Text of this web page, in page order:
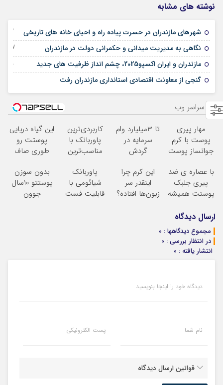
نوشته های مشابه
شهرهای مازندران در حسرت پیاده راه و احیای خانه های تاریخی 22 آوریل 2026
نگاهی به مدیریت میدانی و حکمرانی دولت در مازندران 07 جولای 2025
مازندران و ایران اکسپو2025، چشم انداز ظرفیت های جدید 29 آوریل 2025
گنجی از معاونت اقتصادی استانداری مازندران رفت
از سراسر وب
مهار پیری
پوست با کرم
جوانساز پوست
ویژه تا امشب)
تا 3میلیارد وام
سرمایه در
گردش
فروشگاهت رو
ثبت کن
کاربردی‌ترین
پاوربانک با
مناسب‌ترین
این گیاه دریایی
پوستت رو
طوری صاف
20سال جوون
شدی
با عصاره ی ضد
پیری جلبک
پوستت همیشه
این کرم چرا
اینقدر سر
زبون‌ها افتاده؟
پاوربانک
شیائومی با
قابلیت فست
بدون سوزن
پوستتو 10سال
جوون
ارسال دیدگاه
مجموع دیدگاهها : 0
در انتظار بررسی : 0
انتشار یافته : 0
دیدگاه خود را اینجا بنویسید
نام شما پست الکترونیکی
قوانین ارسال دیدگاه